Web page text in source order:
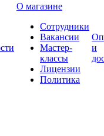
О магазине
Сотрудники
Вакансии
Мастер-
классы
Лицензии
Политика
и